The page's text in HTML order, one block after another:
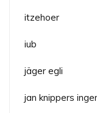
itzehoer
iub
jäger egli
jan knippers